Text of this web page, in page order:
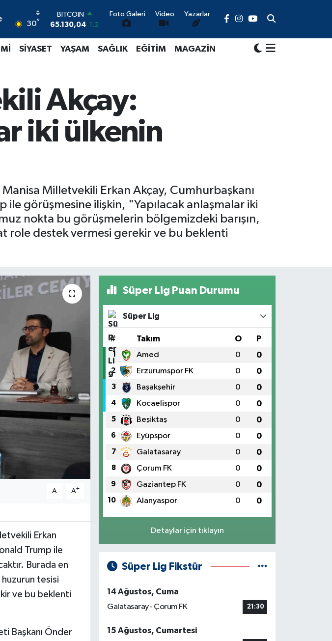
30°
DOLAR
47,7106 0.17
EURO
55,1652 0.27
6618.49
BİST100
13.773 -19
Foto Galeri Video Yazarlar
SİYASET YAŞAM SAĞLIK EĞİTİM MAGAZİN
Akçay:
iki ülkenin
Milletvekili Erkan Akçay, Cumhurbaşkanı
ile görüşmesine ilişkin, "Yapılacak anlaşmalar iki
nokta bu görüşmelerin bölgemizdeki barışın,
role destek vermesi gerekir ve bu beklenti
A- A+
Erkan
Trump ile
Burada en
tesisi
ve bu beklenti
Başkanı Önder
Süper Lig Puan Durumu
Süper Lig
# Takım O P
1 Amed 0 0
2 Erzurumspor FK 0 0
3 Başakşehir 0 0
4 Kocaelispor 0 0
5 Beşiktaş 0 0
6 Eyüpspor 0 0
7 Galatasaray 0 0
8 Çorum FK 0 0
9 Gaziantep FK 0 0
10 Alanyaspor 0 0
Detaylar için tıklayın
Süper Lig Fikstür
14 Ağustos, Cuma
Galatasaray - Çorum FK
21:30
15 Ağustos, Cumartesi